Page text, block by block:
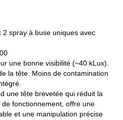
2 spray à buse uniques avec
une bonne visibilité (~40 kLux).
la tête. Moins de contamination
une tête brevetée qui réduit la
fonctionnement, offre une
et une manipulation précise